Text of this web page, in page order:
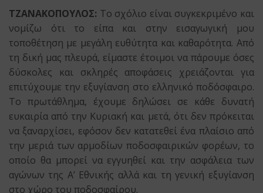
ΤΖΑΝΑΚΟΠΟΥΛΟΣ: Το σχόλιο είναι συγκεκριμένο και
νομίζω ότι το είπα και στην εισαγωγική μου
τοποθέτηση με μεγάλη ευθύτητα και καθαρότητα. Από
τη δική μας πλευρά, είμαστε έτοιμοι να πάρουμε όσες
δύσκολες και σκληρές αποφάσεις χρειάζονται για
επιτύχουμε την εξυγίανση στο ελληνικό ποδόσφαιρο.
Το πρωτάθλημα, έχουμε δηλώσει σε κάθε δυνατή
ευκαιρία από την Κυριακή και μετά, ότι δεν πρόκειται
να ξαναρχίσει, εφόσον δεν κατατεθεί ένα πλαίσιο από
την μεριά των αρμοδίων ποδοσφαιρικών φορέων, το
οποίο θα μπορεί να εγγυηθεί και την ασφάλεια των
αγώνων της Α’ Εθνικής αλλά και τη γενική εξυγίανση
στο χώρο του ποδοσφαίρου.